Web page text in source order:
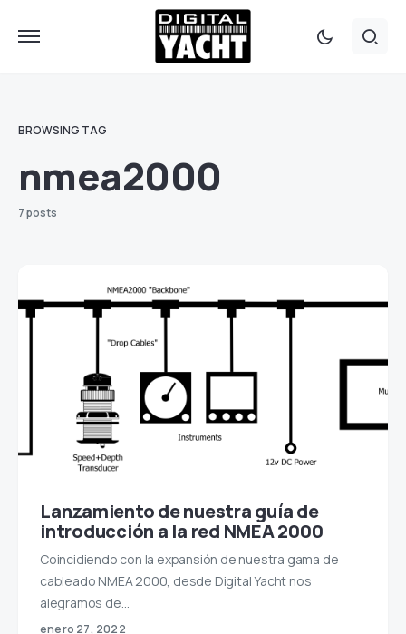
BROWSING TAG
nmea2000
7 posts
Lanzamiento de nuestra guía de
introducción a la red NMEA 2000
Coincidiendo con la expansión de nuestra gama de
cableado NMEA 2000, desde Digital Yacht nos
alegramos de…
enero 27, 2022